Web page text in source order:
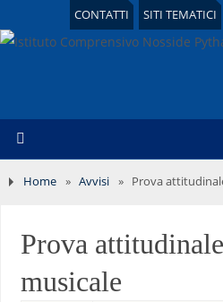
CONTATTI SITI TEMATICI
Home » Avvisi » Prova
Prova
musicale